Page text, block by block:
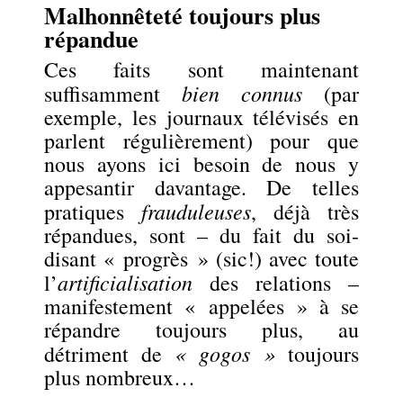
Malhonnêteté toujours plus
répandue
Ces faits sont maintenant
suffisammentbien connus(par
exemple, les journaux télévisés en
parlent régulièrement) pour que
nous ayons ici besoin de nous y
appesantir davantage. De telles
pratiques frauduleuses, déjà très
répandues, sont – du fait du soi-
disant « progrès » (sic!) avec toute
l’artificialisation des relations –
manifestement « appelées » à se
répandre toujours plus, au
détriment de « gogos »toujours
plus nombreux…